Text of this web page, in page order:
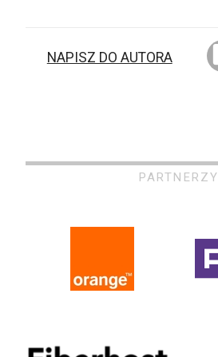
NAPISZ DO AUTORA
PARTNERZY